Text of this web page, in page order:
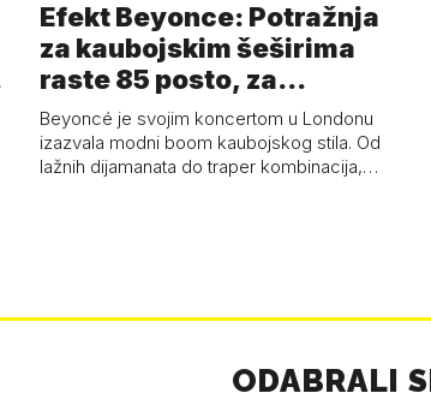
Efekt Beyonce: Potražnja
za kaubojskim šeširima
raste 85 posto, za
čizmama 53 p…
Beyoncé je svojim koncertom u Londonu
izazvala modni boom kaubojskog stila. Od
lažnih dijamanata do traper kombinacija,…